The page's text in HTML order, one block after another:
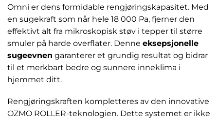
Omni er dens formidable rengjøringskapasitet. Med
en sugekraft som når hele 18 000 Pa, fjerner den
effektivt alt fra mikroskopisk støv i tepper til større
smuler på harde overflater. Denne eksepsjonelle
sugeevnen garanterer et grundig resultat og bidrar
til et merkbart bedre og sunnere inneklima i
hjemmet ditt.
Rengjøringskraften kompletteres av den innovative
OZMO ROLLER-teknologien. Dette systemet er ikke